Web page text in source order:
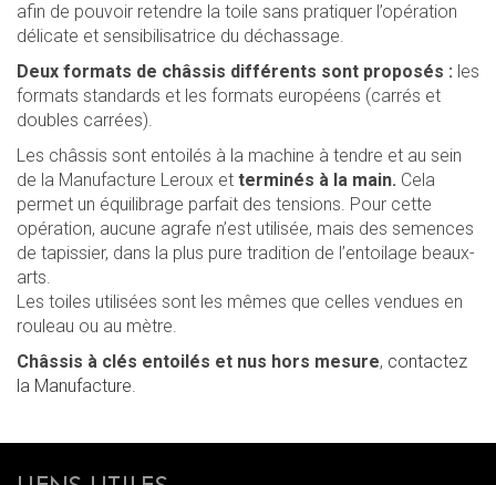
afin de pouvoir retendre la toile sans pratiquer l’opération
délicate et sensibilisatrice du déchassage.
Deux formats de châssis différents sont proposés : les
formats standards et les formats européens (carrés et
doubles carrées).
Les châssis sont entoilés à la machine à tendre et au sein
de la Manufacture Leroux et terminés à la main. Cela
permet un équilibrage parfait des tensions. Pour cette
opération, aucune agrafe n’est utilisée, mais des semences
de tapissier, dans la plus pure tradition de l’entoilage beaux-
arts.
Les toiles utilisées sont les mêmes que celles vendues en
rouleau ou au mètre.
Châssis à clés entoilés et nus hors mesure, contactez
la Manufacture.